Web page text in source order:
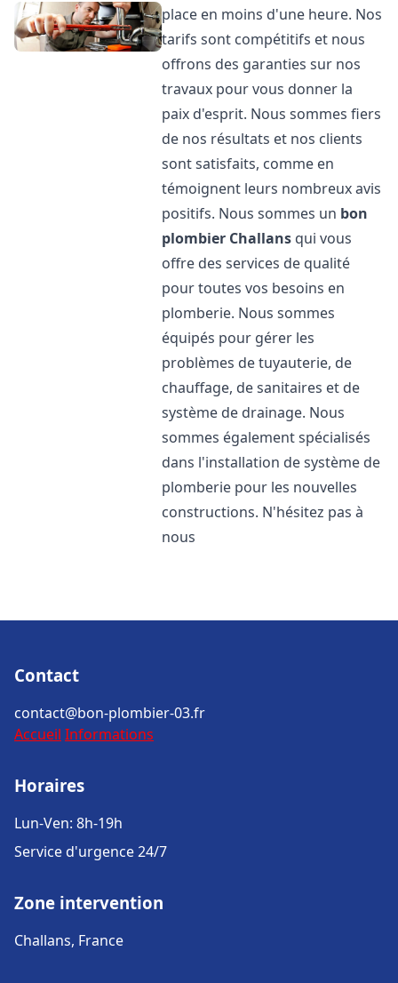
place en moins d'une heure. Nos
tarifs sont compétitifs et nous
offrons des garanties sur nos
travaux pour vous donner la
paix d'esprit. Nous sommes fiers
de nos résultats et nos clients
sont satisfaits, comme en
témoignent leurs nombreux avis
positifs. Nous sommes un bon
plombier Challans qui vous
offre des services de qualité
pour toutes vos besoins en
plomberie. Nous sommes
équipés pour gérer les
problèmes de tuyauterie, de
chauffage, de sanitaires et de
système de drainage. Nous
sommes également spécialisés
dans l'installation de système de
plomberie pour les nouvelles
constructions. N'hésitez pas à
nous
Contact
contact@bon-plombier-03.fr
Accueil Informations
Horaires
Lun-Ven: 8h-19h
Service d'urgence 24/7
Zone intervention
Challans, France